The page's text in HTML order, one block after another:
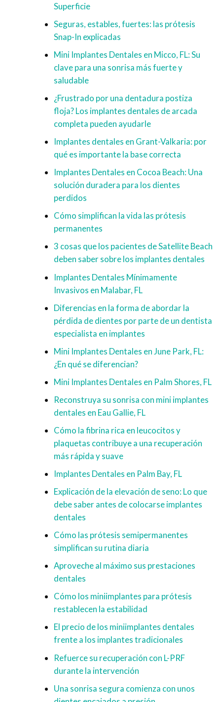
Superficie
Seguras, estables, fuertes: las prótesis
Snap-In explicadas
Mini Implantes Dentales en Micco, FL: Su
clave para una sonrisa más fuerte y
saludable
¿Frustrado por una dentadura postiza
floja? Los implantes dentales de arcada
completa pueden ayudarle
Implantes dentales en Grant-Valkaria: por
qué es importante la base correcta
Implantes Dentales en Cocoa Beach: Una
solución duradera para los dientes
perdidos
Cómo simplifican la vida las prótesis
permanentes
3 cosas que los pacientes de Satellite Beach
deben saber sobre los implantes dentales
Implantes Dentales Mínimamente
Invasivos en Malabar, FL
Diferencias en la forma de abordar la
pérdida de dientes por parte de un dentista
especialista en implantes
Mini Implantes Dentales en June Park, FL:
¿En qué se diferencian?
Mini Implantes Dentales en Palm Shores, FL
Reconstruya su sonrisa con mini implantes
dentales en Eau Gallie, FL
Cómo la fibrina rica en leucocitos y
plaquetas contribuye a una recuperación
más rápida y suave
Implantes Dentales en Palm Bay, FL
Explicación de la elevación de seno: Lo que
debe saber antes de colocarse implantes
dentales
Cómo las prótesis semipermanentes
simplifican su rutina diaria
Aproveche al máximo sus prestaciones
dentales
Cómo los miniimplantes para prótesis
restablecen la estabilidad
El precio de los miniimplantes dentales
frente a los implantes tradicionales
Refuerce su recuperación con L-PRF
durante la intervención
Una sonrisa segura comienza con unos